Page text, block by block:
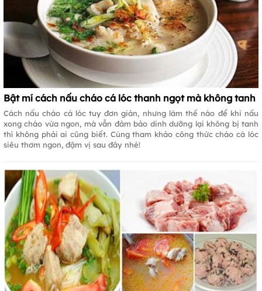
Bật mí cách nấu cháo cá lóc thanh ngọt mà không tanh
Cách nấu cháo cá lóc tuy đơn giản, nhưng làm thế nào để khi nấu
xong cháo vừa ngon, mà vẫn đảm bảo dinh dưỡng lại không bị tanh
thì không phải ai cũng biết. Cùng tham khảo công thức cháo cá lóc
siêu thơm ngon, đậm vị sau đây nhé!